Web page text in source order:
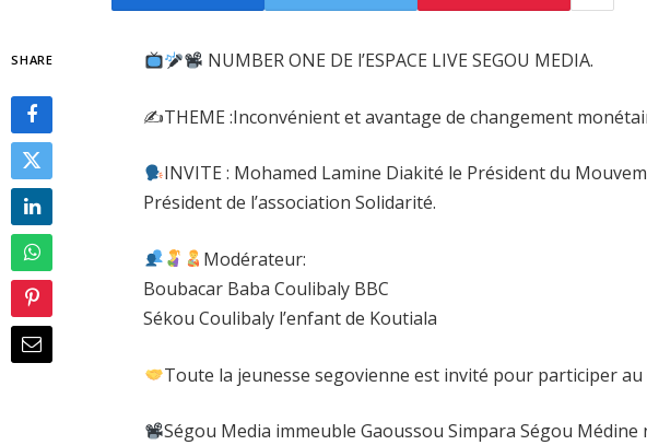
SHARE NUMBER ONE DE l’ESPACE LIVE SEGOU MEDIA.
✍️THEME :Inconvénient et avantage de changement
INVITE : Mohamed Lamine Diakité le Président du
Président de l’association Solidarité.
Modérateur:
Boubacar Baba Coulibaly BBC
Sékou Coulibaly l’enfant de Koutiala
Toute la jeunesse segovienne est invité pour participer au
Ségou Media immeuble Gaoussou Simpara Ségou